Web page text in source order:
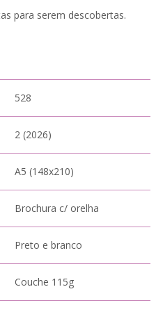
para serem descobertas.
528
2 (2026)
A5 (148x210)
Brochura c/ orelha
Preto e branco
Couche 115g